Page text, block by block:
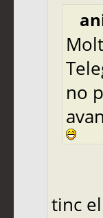
no
tinc